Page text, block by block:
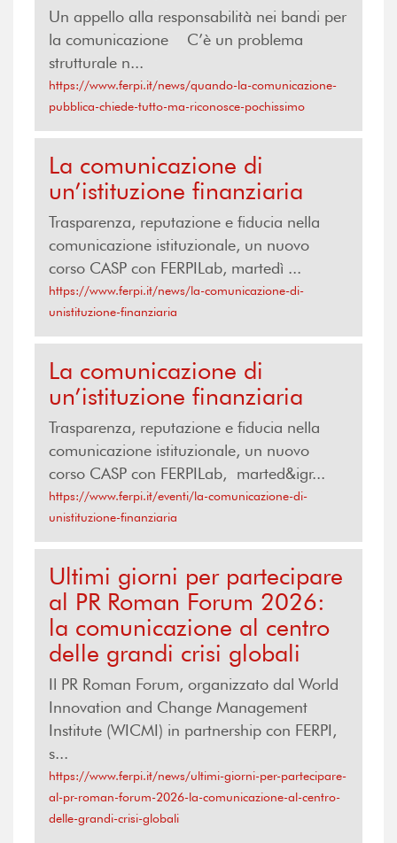
Un appello alla responsabilità nei bandi per
la comunicazione C’è un problema
strutturale n...
https://www.ferpi.it/news/quando-la-comunicazione-
pubblica-chiede-tutto-ma-riconosce-pochissimo
La comunicazione di
un’istituzione finanziaria
Trasparenza, reputazione e fiducia nella
comunicazione istituzionale, un nuovo
corso CASP con FERPILab, martedì ...
https://www.ferpi.it/news/la-comunicazione-di-
unistituzione-finanziaria
La comunicazione di
un’istituzione finanziaria
Trasparenza, reputazione e fiducia nella
comunicazione istituzionale, un nuovo
corso CASP con FERPILab, marted&igr...
https://www.ferpi.it/eventi/la-comunicazione-di-
unistituzione-finanziaria
Ultimi giorni per partecipare
al PR Roman Forum 2026:
la comunicazione al centro
delle grandi crisi globali
Il PR Roman Forum, organizzato dal World
Innovation and Change Management
Institute (WICMI) in partnership con FERPI,
s...
https://www.ferpi.it/news/ultimi-giorni-per-partecipare-
al-pr-roman-forum-2026-la-comunicazione-al-centro-
delle-grandi-crisi-globali